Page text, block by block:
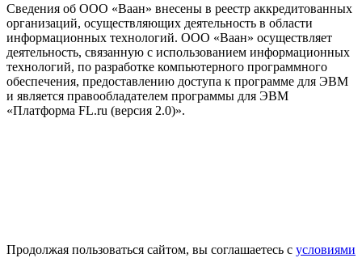
Сведения об ООО «Ваан» внесены в реестр аккредитованных
организаций, осуществляющих деятельность в области
информационных технологий. ООО «Ваан» осуществляет
деятельность, связанную с использованием информационных
технологий, по разработке компьютерного программного
обеспечения, предоставлению доступа к программе для ЭВМ
и является правообладателем программы для ЭВМ
«Платформа FL.ru (версия 2.0)».
Продолжая пользоваться сайтом, вы соглашаетесь с условиями